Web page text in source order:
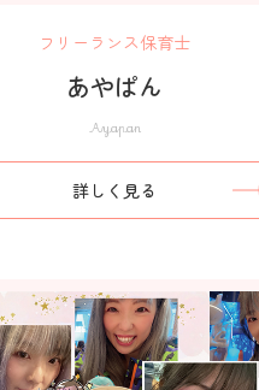
フリーランス保育士
あやぱん
Ayapan
詳しく見る